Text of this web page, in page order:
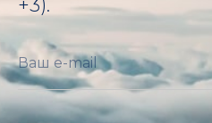
+3).